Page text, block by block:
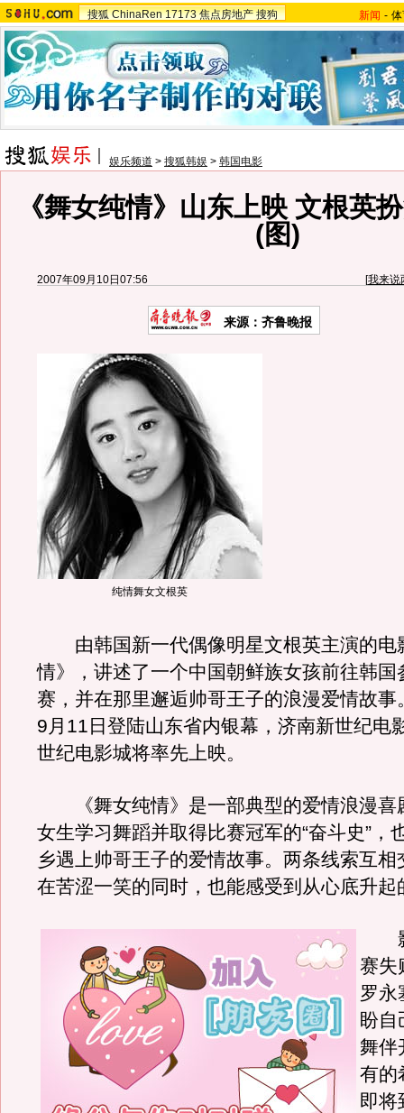
搜狐 ChinaRen 17173 焦点房地产 搜狗 新闻 -
娱乐频道 > 搜狐韩娱 > 韩国电影
《舞女纯情》山东上映 文根英
(图)
2007年09月10日07:56 [我来说
来源：齐鲁晚报
纯情舞女文根英
由韩国新一代偶像明星文根英主演的电
情》，讲述了一个中国朝鲜族女孩前往韩国
赛，并在那里邂逅帅哥王子的浪漫爱情故事
9月11日登陆山东省内银幕，济南新世纪电
世纪电影城将率先上映。
《舞女纯情》是一部典型的爱情浪漫喜
女生学习舞蹈并取得比赛冠军的“奋斗史”，
乡遇上帅哥王子的爱情故事。两条线索互相
在苦涩一笑的同时，也能感受到从心底升起
影
赛失
罗永
盼自
舞伴
有的
即将